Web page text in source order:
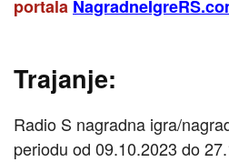
portala
Trajanje:
Radio S nagradna igra/
periodu od 09.10.2023 do